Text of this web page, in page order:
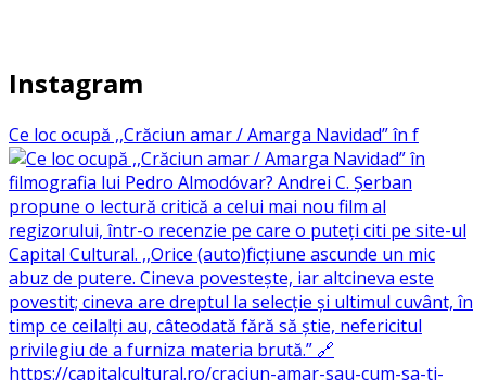
Instagram
Ce loc ocupă ,,Crăciun amar / Amarga Navidad” în f